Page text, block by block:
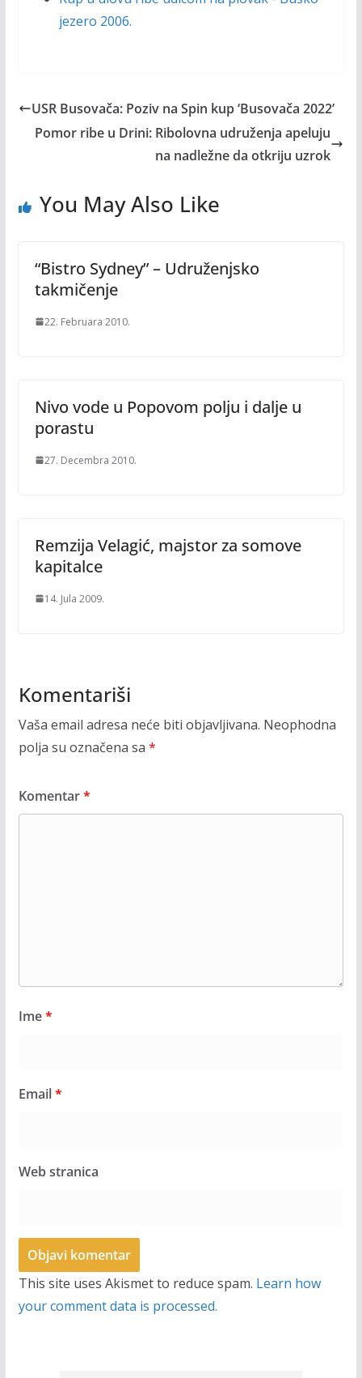
jezero 2006.
USR Busovača: Poziv na Spin kup ‘Busovača 2022’
Pomor ribe u Drini: Ribolovna udruženja apeluju
na nadležne da otkriju uzrok
You May Also Like
“Bistro Sydney” – Udruženjsko
takmičenje
22. Februara 2010.
Nivo vode u Popovom polju i dalje u
porastu
27. Decembra 2010.
Remzija Velagić, majstor za somove
kapitalce
14. Jula 2009.
Komentariši
Vaša email adresa neće biti objavljivana. Neophodna
polja su označena sa *
Komentar*
Ime*
Email*
Web stranica
This site uses Akismet to reduce spam. Learn how
your comment data is processed.